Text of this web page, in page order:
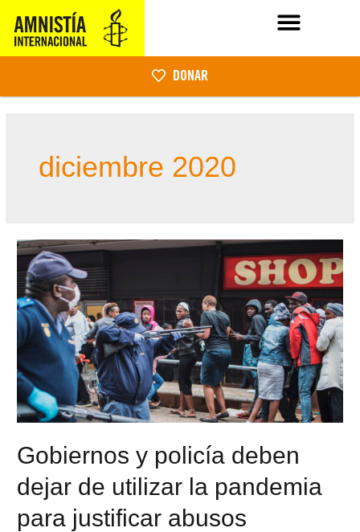
DONAR
diciembre 2020
Gobiernos y policía deben
dejar de utilizar la pandemia
para justificar abusos